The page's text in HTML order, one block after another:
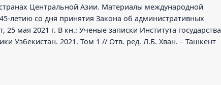
Центральной Азии. Материалы международной
летию со дня принятия Закона об административных
25 мая 2021 г. В кн.: Ученые записки Института государства
Узбекистан. 2021. Том 1 // Отв. ред. Л.Б. Хван. – Ташкент